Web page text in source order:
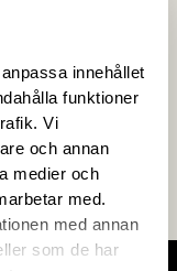
innehållet
funktioner
Vi
och annan
medier och
med.
med annan
som de har
månad för